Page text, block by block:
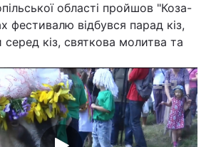
області пройшов "Коза-
фестивалю відбувся парад кіз,
кіз, святкова молитва та